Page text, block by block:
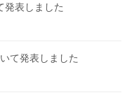
発表しました
て発表しました